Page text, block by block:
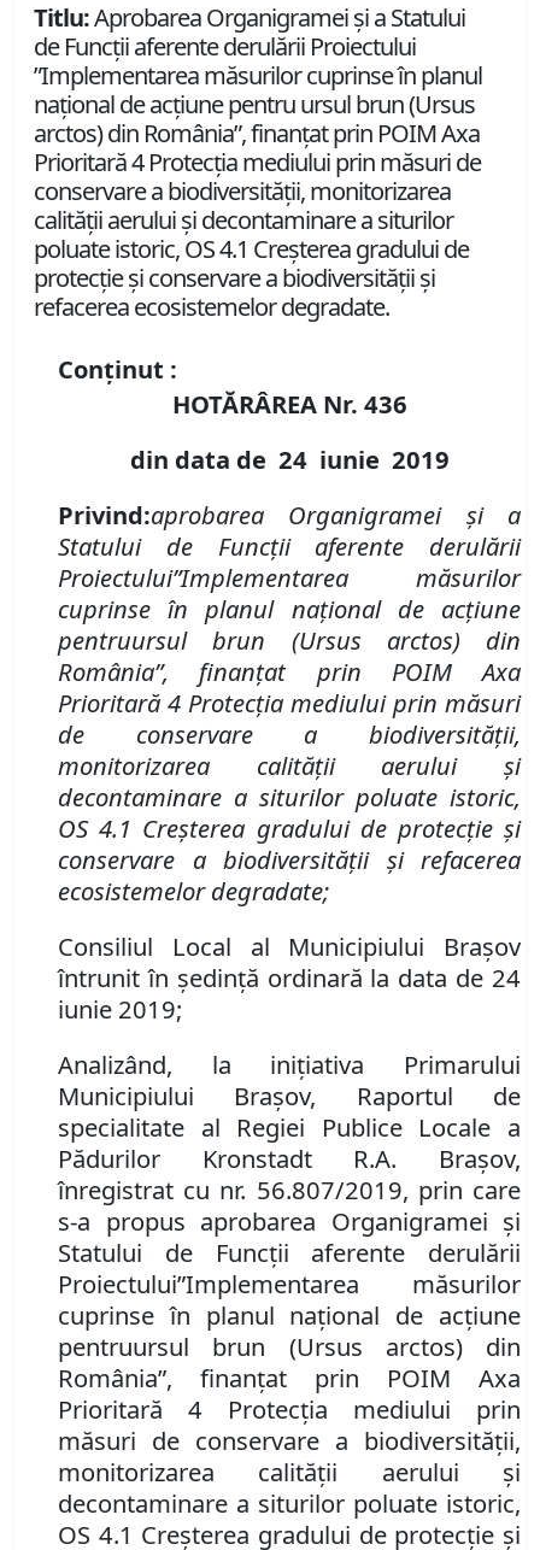
Titlu:Aprobarea Organigramei şi a Statului
de Funcţii aferente derulării Proiectului
”Implementarea măsurilor cuprinse în planul
naţional de acţiune pentru ursul brun (Ursus
arctos) din România”, finanţat prin POIM Axa
Prioritară 4 Protecţia mediului prin măsuri de
conservare a biodiversităţii, monitorizarea
calităţii aerului şi decontaminare a siturilor
poluate istoric, OS 4.1 Creşterea gradului de
protecţie şi conservare a biodiversităţii şi
refacerea ecosistemelor degradate.
Conținut :
HOTĂRÂREA Nr. 436
din data de 24 iunie 2019
Privind:aprobarea Organigramei şi a
Statului de Funcţii aferente derulării
Proiectului”Implementarea măsurilor
cuprinse în planul naţional de acţiune
pentruursul brun (Ursus arctos) din
România”, finanţat prin POIM Axa
Prioritară 4 Protecţia mediului prin măsuri
de conservare a biodiversităţii,
monitorizarea calităţii aerului şi
decontaminare a siturilor poluate istoric,
OS 4.1 Creşterea gradului de protecţie şi
conservare a biodiversităţii şi refacerea
ecosistemelor degradate;
Consiliul Local al Municipiului Brașov
întrunit în ședință ordinară la data de 24
iunie 2019;
Analizând, la iniţiativa Primarului
Municipiului Braşov, Raportul de
specialitate al Regiei Publice Locale a
Pădurilor Kronstadt R.A. Brașov,
înregistrat cu nr. 56.807/2019, prin care
s-a propus aprobarea Organigramei şi
Statului de Funcţii aferente derulării
Proiectului”Implementarea măsurilor
cuprinse în planul naţional de acţiune
pentruursul brun (Ursus arctos) din
România”, finanţat prin POIM Axa
Prioritară 4 Protecţia mediului prin
măsuri de conservare a biodiversităţii,
monitorizarea calităţii aerului şi
decontaminare a siturilor poluate istoric,
OS 4.1 Creşterea gradului de protecţie şi